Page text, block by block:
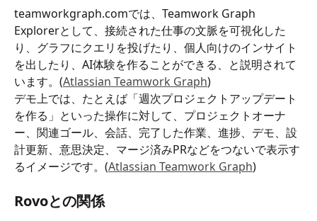
teamworkgraph.comでは、Teamwork Graph
Explorerとして、接続された仕事の文脈を可視化した
り、グラフにクエリを投げたり、個人向けのインサイト
を出したり、AI体験を作ることができる、と説明されて
います。(Atlassian Teamwork Graph)
デモ上では、たとえば「週次プロジェクトアップデート
を作る」といった操作に対して、プロジェクトオーナ
ー、関連ゴール、会話、完了した作業、進捗、デモ、設
計更新、意思決定、マージ済みPRなどをつないで表示す
るイメージです。(Atlassian Teamwork Graph)
Rovoとの関係